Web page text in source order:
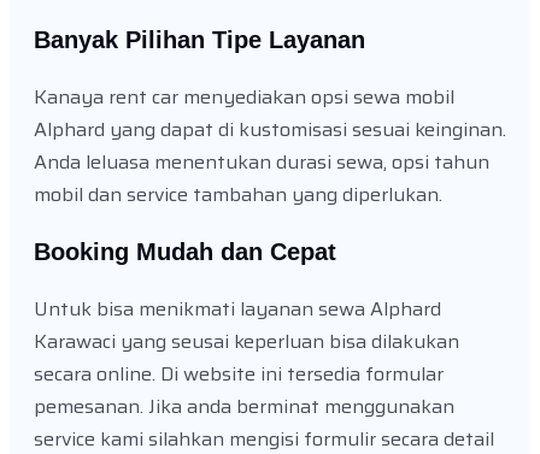
Banyak Pilihan Tipe Layanan
Kanaya rent car menyediakan opsi sewa mobil
Alphard yang dapat di kustomisasi sesuai keinginan.
Anda leluasa menentukan durasi sewa, opsi tahun
mobil dan service tambahan yang diperlukan.
Booking Mudah dan Cepat
Untuk bisa menikmati layanan sewa Alphard
Karawaci yang seusai keperluan bisa dilakukan
secara online. Di website ini tersedia formular
pemesanan. Jika anda berminat menggunakan
service kami silahkan mengisi formulir secara detail